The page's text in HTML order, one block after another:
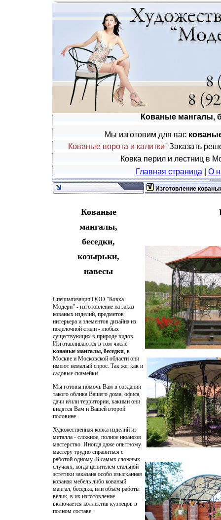
Кованые мангалы,
Мы изготовим для вас
Кованые ворота и калитки Заказать
Ковка перил и лестниц в
Главная страница
О
Кованые
мангалы,
беседки,
козырьки,
навесы
Специализация ООО "Ковка
Модерн" - изготовление на заказ
кованых изделий, предметов
интерьера и элементов дизайна из
поделочной стали - любых
существующих в природе видов.
Изготавливаются в том числе
кованые мангалы, беседки, в
Москве и Московской области они
имеют немалый спрос. Так же, как и
садовые скамейки.
Мы готовы помочь Вам в создании
такого облика Вашего дома, офиса,
дачи и/или территории, какими они
видятся Вам и Вашей второй
половине.
Художественная ковка изделий из
металла - сложное, полное нюансов
мастерство. Иногда даже опытному
мастеру трудно справиться с
работой одному. В самых сложных
случаях, когда ценителем стальной
эстетики заказана особо изысканная
кованая мебель либо кованый
мангал, беседка, или объём работы
велик, в их изготовление
включается коллектив кузнецов в
полном составе.
Изготовление